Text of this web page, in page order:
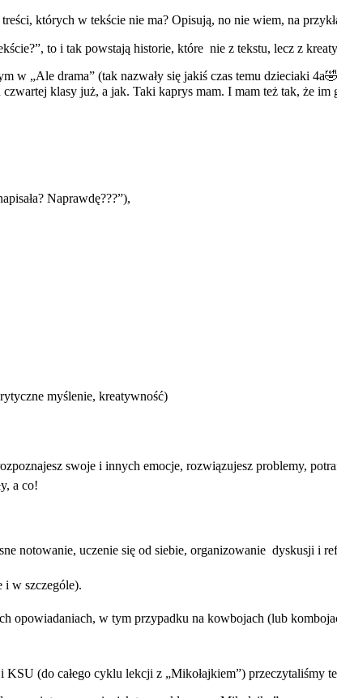
których w tekście nie ma? Opisują, no nie wiem, na
to i tak powstają historie, które nie z tekstu, lecz z
w „Ale drama” (tak nazwały się jakiś czas temu dzieciaki
klasy już, a jak. Taki kaprys mam. I mam też tak, że
Naprawdę???”),
myślenie, kreatywność)
swoje i innych emocje, rozwiązujesz problemy,
a co!
notowanie, uczenie się od siebie, organizowanie dyskusji i
i w szczególe).
opowiadaniach, w tym przypadku na kowbojach (lub
(do całego cyklu lekcji z „Mikołajkiem”) przeczytaliśmy